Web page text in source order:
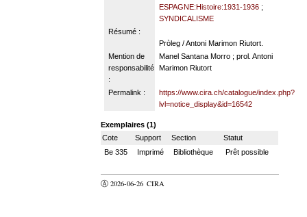
ESPAGNE:Histoire:1931-1936;
SYNDICALISME
Résumé :
Pròleg / Antoni Marimon Riutort.
Mention de
responsabilité
:
Manel Santana Morro ; prol. Antoni
Marimon Riutort
Permalink :
https://www.cira.ch/catalogue/index.php?
lvl=notice_display&id=16542
Exemplaires (1)
Cote
Support Section
Statut
Be 335
Imprimé Bibliothèque Prêt possible
Ⓐ 2026-06-26 CIRA